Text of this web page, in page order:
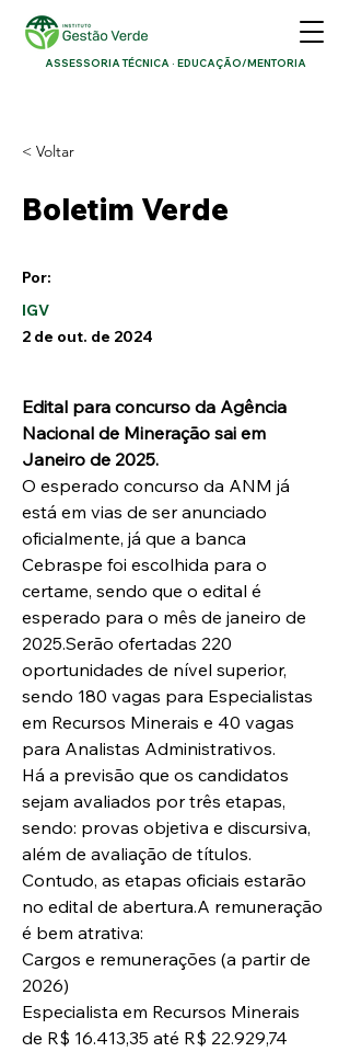
ASSESSORIA TÉCNICA · EDUCAÇÃO/MENTORIA
< Voltar
Boletim Verde
Por:
IGV
2 de out. de 2024
Edital para concurso da Agência
Nacional de Mineração sai em
Janeiro de 2025.
O esperado concurso da ANM já
está em vias de ser anunciado
oficialmente, já que a banca
Cebraspe foi escolhida para o
certame, sendo que o edital é
esperado para o mês de janeiro de
2025.Serão ofertadas 220
oportunidades de nível superior,
sendo 180 vagas para Especialistas
em Recursos Minerais e 40 vagas
para Analistas Administrativos.
Há a previsão que os candidatos
sejam avaliados por três etapas,
sendo: provas objetiva e discursiva,
além de avaliação de títulos.
Contudo, as etapas oficiais estarão
no edital de abertura.A remuneração
é bem atrativa:
Cargos e remunerações (a partir de
2026)
Especialista em Recursos Minerais
de R$ 16.413,35 até R$ 22.929,74